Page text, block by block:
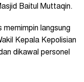
Baitul Muttaqin.
memimpin langsung
Kepala Kepolisian
dikawal personel